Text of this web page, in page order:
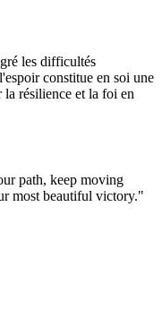
les difficultés
constitue en soi une
résilience et la foi en
path, keep moving
most beautiful victory."